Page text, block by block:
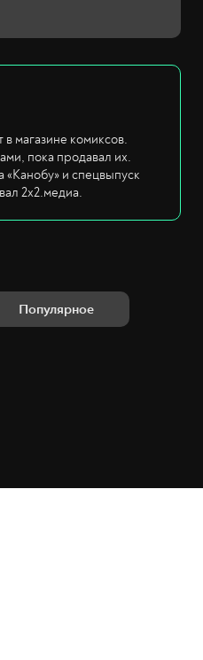
магазине комиксов.
пока продавал их.
«Канобу» и спецвыпуск
2х2.медиа.
Популярное